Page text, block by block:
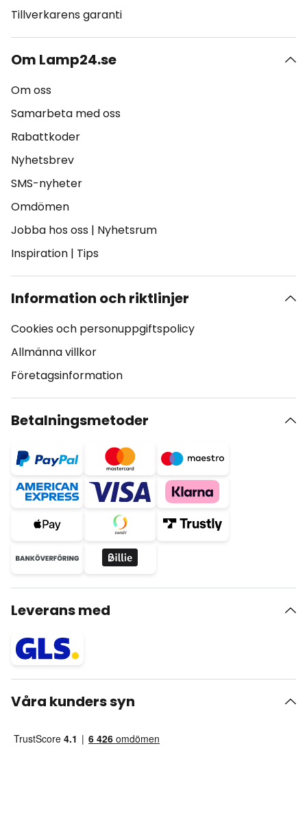
Tillverkarens garanti
Om Lamp24.se
Om oss
Samarbeta med oss
Rabattkoder
Nyhetsbrev
SMS-nyheter
Omdömen
Jobba hos oss | Nyhetsrum
Inspiration | Tips
Information och riktlinjer
Cookies och personuppgiftspolicy
Allmänna villkor
Företagsinformation
Betalningsmetoder
Leverans med
Våra kunders syn